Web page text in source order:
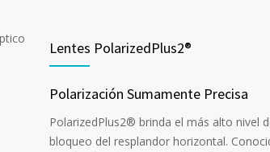
Lentes PolarizedPlus2®
Polarización Sumamente Precisa
PolarizedPlus2® brinda el más alto nivel
bloqueo del resplandor horizontal.